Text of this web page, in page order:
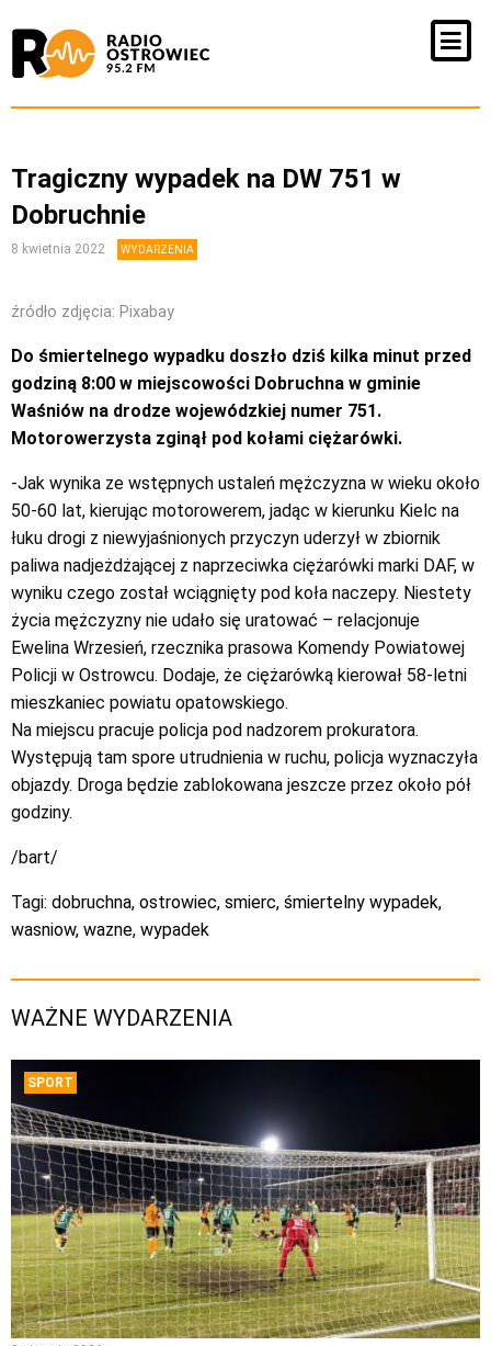
Tragiczny wypadek na DW 751 w
Dobruchnie
8 kwietnia 2022 WYDARZENIA
źródło zdjęcia: Pixabay
Do śmiertelnego wypadku doszło dziś kilka minut przed
godziną 8:00 w miejscowości Dobruchna w gminie
Waśniów na drodze wojewódzkiej numer 751.
Motorowerzysta zginął pod kołami ciężarówki.
-Jak wynika ze wstępnych ustaleń mężczyzna w wieku około
50-60 lat, kierując motorowerem, jadąc w kierunku Kielc na
łuku drogi z niewyjaśnionych przyczyn uderzył w zbiornik
paliwa nadjeżdżającej z naprzeciwka ciężarówki marki DAF, w
wyniku czego został wciągnięty pod koła naczepy. Niestety
życia mężczyzny nie udało się uratować – relacjonuje
Ewelina Wrzesień, rzecznika prasowa Komendy Powiatowej
Policji w Ostrowcu. Dodaje, że ciężarówką kierował 58-letni
mieszkaniec powiatu opatowskiego.
Na miejscu pracuje policja pod nadzorem prokuratora.
Występują tam spore utrudnienia w ruchu, policja wyznaczyła
objazdy. Droga będzie zablokowana jeszcze przez około pół
godziny.
/bart/
Tagi: dobruchna, ostrowiec, smierc, śmiertelny wypadek,
wasniow, wazne, wypadek
WAŻNE WYDARZENIA
SPORT